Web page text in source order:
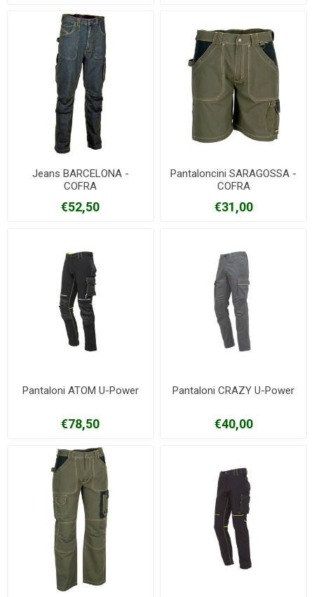
Jeans BARCELONA -
COFRA
€52,50
Pantaloncini SARAGOSSA -
COFRA
€31,00
Pantaloni ATOM U-Power
€78,50
Pantaloni CRAZY U-Power
€40,00